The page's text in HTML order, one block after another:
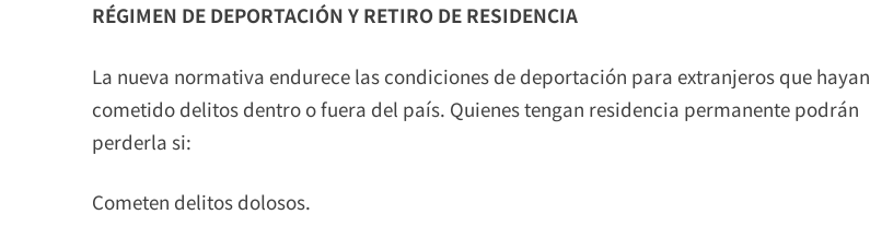
RÉGIMEN DE DEPORTACIÓN Y RETIRO DE RESIDENCIA
La nueva normativa endurece las condiciones de deportación para extranjeros que hayan
cometido delitos dentro o fuera del país. Quienes tengan residencia permanente podrán
perderla si:
Cometen delitos dolosos.